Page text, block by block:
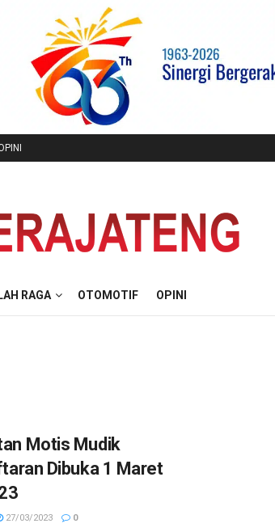
RAGA OTOMOTIF OPINI
Motis Mudik
Dibuka 1 Maret
27/03/2023 0